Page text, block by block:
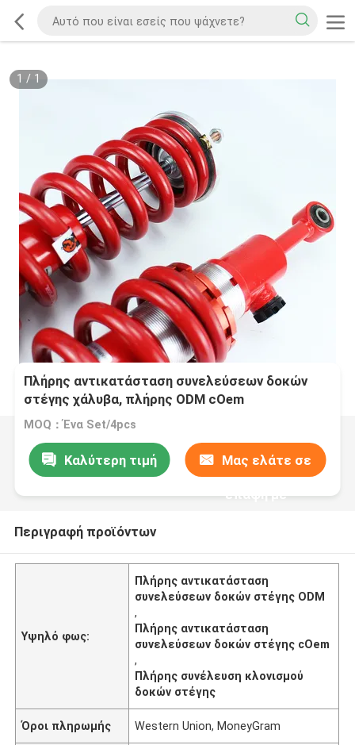
1 / 1
Πλήρης αντικατάσταση συνελεύσεων δοκών
στέγης χάλυβα, πλήρης ODM cOem
συνελεύσεων κλονισμού
MOQ：Ένα Set/4pcs
Καλύτερη τιμή Μας ελάτε σε
επαφή με
Περιγραφή προϊόντων
Υψηλό φως:
Πλήρης αντικατάσταση
συνελεύσεων δοκών στέγης ODM
,
Πλήρης αντικατάσταση
συνελεύσεων δοκών στέγης cOem
,
Πλήρης συνέλευση κλονισμού
δοκών στέγης
Όροι πληρωμής Western Union, MoneyGram